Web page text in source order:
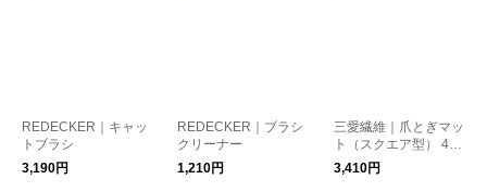
REDECKER｜キャッ
トブラシ
3,190円
REDECKER｜ブラシ
クリーナー
1,210円
三愛繊維｜爪とぎマッ
ト（スクエア型） 47×
60cm
3,410円